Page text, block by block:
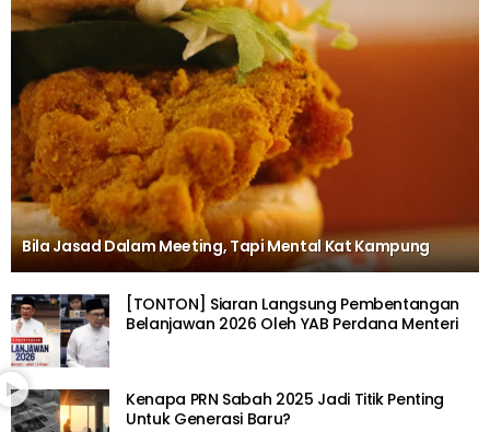
Bila Jasad Dalam Meeting, Tapi Mental Kat Kampung
[TONTON] Siaran Langsung Pembentangan
Belanjawan 2026 Oleh YAB Perdana Menteri
Kenapa PRN Sabah 2025 Jadi Titik Penting
Untuk Generasi Baru?